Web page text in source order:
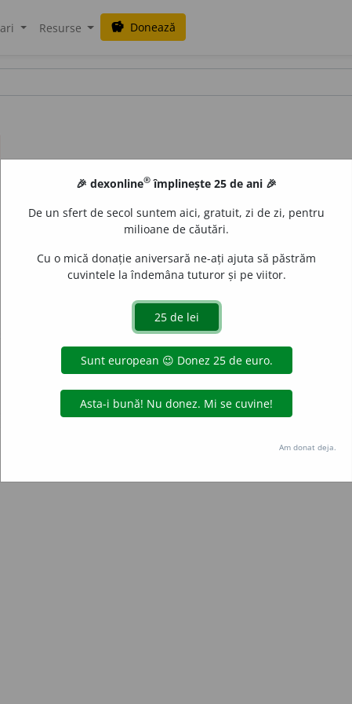
Resurse savings Donează
Copyright © 2004-2026 dexonline (https://dexonline.ro)
datelor de pe acest site, inclusiv prin orice metode de extragere automată
nostru prealabil scris, cu excepția seturilor de date oferite oficial spre utilizare
Hosterion
🎉 dexonline® împlinește 25 de ani 🎉
De un sfert de secol suntem aici, gratuit, zi de zi, pentru
milioane de căutări.
Cu o mică donație aniversară ne-ați ajuta să păstrăm
cuvintele la îndemâna tuturor și pe viitor.
Am donat deja.